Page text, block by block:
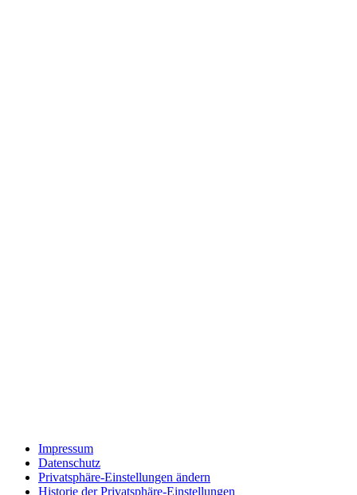
Impressum
Datenschutz
Privatsphäre-Einstellungen ändern
Historie der Privatsphäre-Einstellungen